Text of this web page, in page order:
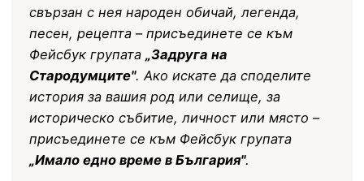
свързан с нея народен обичай, легенда,
песен, рецепта – присъединете се към
Фейсбук групата „Задруга на
Стародумците". Ако искате да споделите
история за вашия род или селище, за
историческо събитие, личност или място –
присъединете се към Фейсбук групата
„Имало едно време в България".